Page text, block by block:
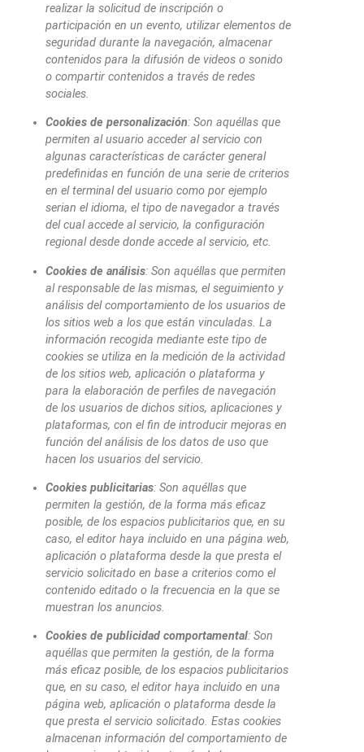
realizar la solicitud de inscripción o
participación en un evento, utilizar elementos de
seguridad durante la navegación, almacenar
contenidos para la difusión de videos o sonido
o compartir contenidos a través de redes
sociales.
Cookies de personalización: Son aquéllas que
permiten al usuario acceder al servicio con
algunas características de carácter general
predefinidas en función de una serie de criterios
en el terminal del usuario como por ejemplo
serian el idioma, el tipo de navegador a través
del cual accede al servicio, la configuración
regional desde donde accede al servicio, etc.
Cookies de análisis: Son aquéllas que permiten
al responsable de las mismas, el seguimiento y
análisis del comportamiento de los usuarios de
los sitios web a los que están vinculadas. La
información recogida mediante este tipo de
cookies se utiliza en la medición de la actividad
de los sitios web, aplicación o plataforma y
para la elaboración de perfiles de navegación
de los usuarios de dichos sitios, aplicaciones y
plataformas, con el fin de introducir mejoras en
función del análisis de los datos de uso que
hacen los usuarios del servicio.
Cookies publicitarias: Son aquéllas que
permiten la gestión, de la forma más eficaz
posible, de los espacios publicitarios que, en su
caso, el editor haya incluido en una página web,
aplicación o plataforma desde la que presta el
servicio solicitado en base a criterios como el
contenido editado o la frecuencia en la que se
muestran los anuncios.
Cookies de publicidad comportamental: Son
aquéllas que permiten la gestión, de la forma
más eficaz posible, de los espacios publicitarios
que, en su caso, el editor haya incluido en una
página web, aplicación o plataforma desde la
que presta el servicio solicitado. Estas cookies
almacenan información del comportamiento de